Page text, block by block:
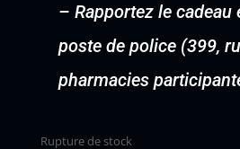
–Rapportez le
poste de police (399,
pharmacies
Rupture de stock